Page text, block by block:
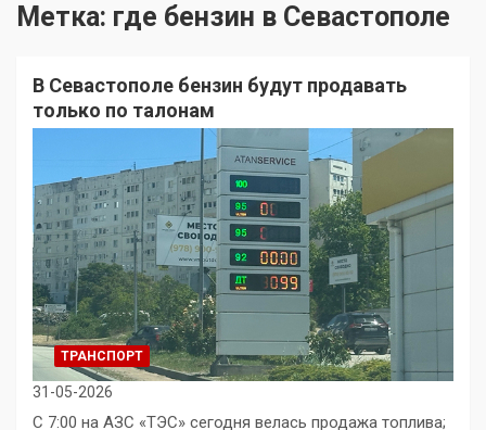
Метка: где бензин в Севастополе
В Севастополе бензин будут продавать
только по талонам
ТРАНСПОРТ
31-05-2026
С 7:00 на АЗС «ТЭС» сегодня велась продажа топлива;